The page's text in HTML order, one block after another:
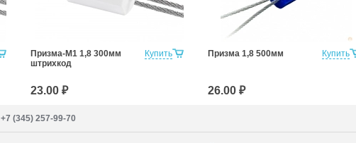
Купить
Призма-М1 1,8 300мм
штрихкод
23.00 ₽
Купить
Призма 1,8 500мм
26.00 ₽
+7 (345) 257-99-70